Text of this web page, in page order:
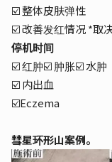
☑️ 整体皮肤弹性
☑️ 改善发红情况 *取
停机时间
☑️ 红肿☑️ 肿胀☑️ 水肿
☑️ 内出血
☑️Eczema
彗星环形山案例。